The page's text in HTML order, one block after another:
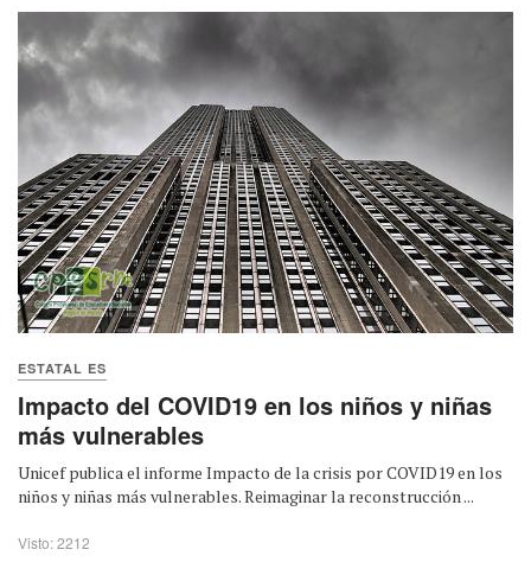
ESTATAL ES
Impacto del COVID19 en los niños y niñas
más vulnerables
Unicef publica el informe Impacto de la crisis por COVID19 en los
niños y niñas más vulnerables. Reimaginar la reconstrucción ...
Visto: 2212